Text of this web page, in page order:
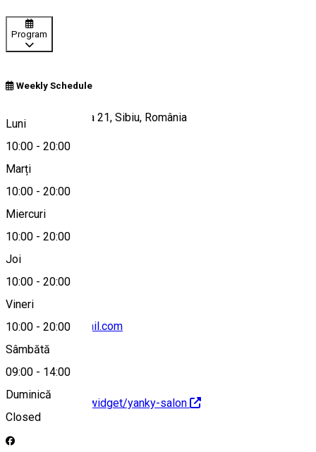
Program
Weekly Schedule
Luni
10:00 - 20:00
Marți
10:00 - 20:00
Miercuri
10:00 - 20:00
Joi
10:00 - 20:00
Vineri
10:00 - 20:00
Sâmbătă
09:00 - 14:00
Duminică
Closed
Str. Vasile Cârlova 21, Sibiu, România
Hartă
salon.yanky@gmail.com
https://stailer.ro/widget/yanky-salon